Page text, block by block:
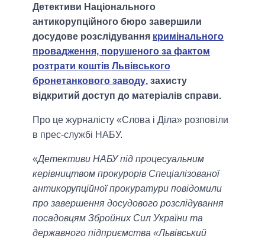
Детективи Національного
антикорупційного бюро завершили
досудове розслідування кримінального
провадження, порушеного за фактом
розтрати коштів Львівського
бронетанкового заводу, захисту
відкритий доступ до матеріалів справи.
Про це журналісту «Слова і Діла» розповіли
в прес-службі НАБУ.
«Детективи НАБУ під процесуальним
керівництвом прокурорів Спеціалізованої
антикорупційної прокуратури повідомили
про завершення досудового розслідування
посадовцям Збройних Сил України та
державного підприємства «Львівський